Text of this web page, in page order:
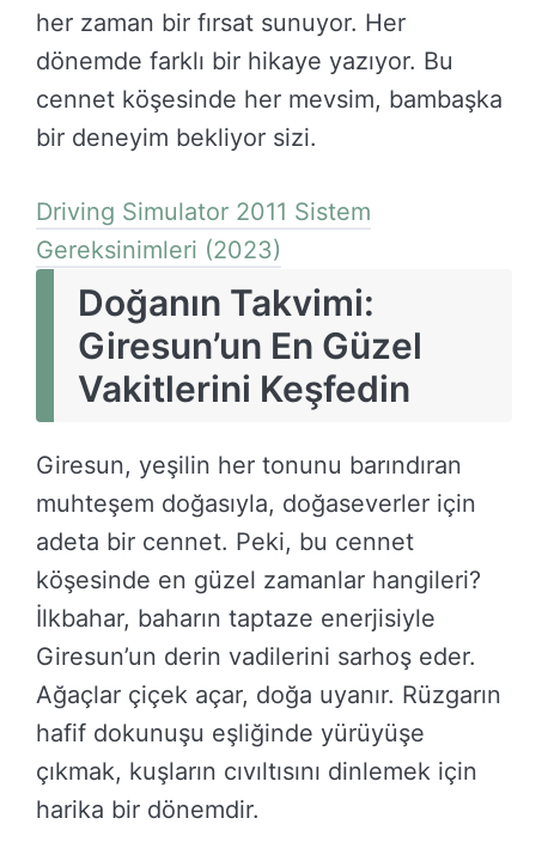
her zaman bir fırsat sunuyor. Her
dönemde farklı bir hikaye yazıyor. Bu
cennet köşesinde her mevsim, bambaşka
bir deneyim bekliyor sizi.
Driving Simulator 2011 Sistem
Gereksinimleri (2023)
Doğanın Takvimi:
Giresun’un En Güzel
Vakitlerini Keşfedin
Giresun, yeşilin her tonunu barındıran
muhteşem doğasıyla, doğaseverler için
adeta bir cennet. Peki, bu cennet
köşesinde en güzel zamanlar hangileri?
İlkbahar, baharın taptaze enerjisiyle
Giresun’un derin vadilerini sarhoş eder.
Ağaçlar çiçek açar, doğa uyanır. Rüzgarın
hafif dokunuşu eşliğinde yürüyüşe
çıkmak, kuşların cıvıltısını dinlemek için
harika bir dönemdir.